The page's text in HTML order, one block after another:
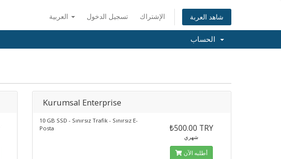
تسجيل الدخول الإشتراك شاهد العربة
Kurumsal Enterprise
10 GB SSD - Sınırsız Trafik - Sınırsız E-
Posta
₺500.00 TRY
شهري
أطلبه الآن